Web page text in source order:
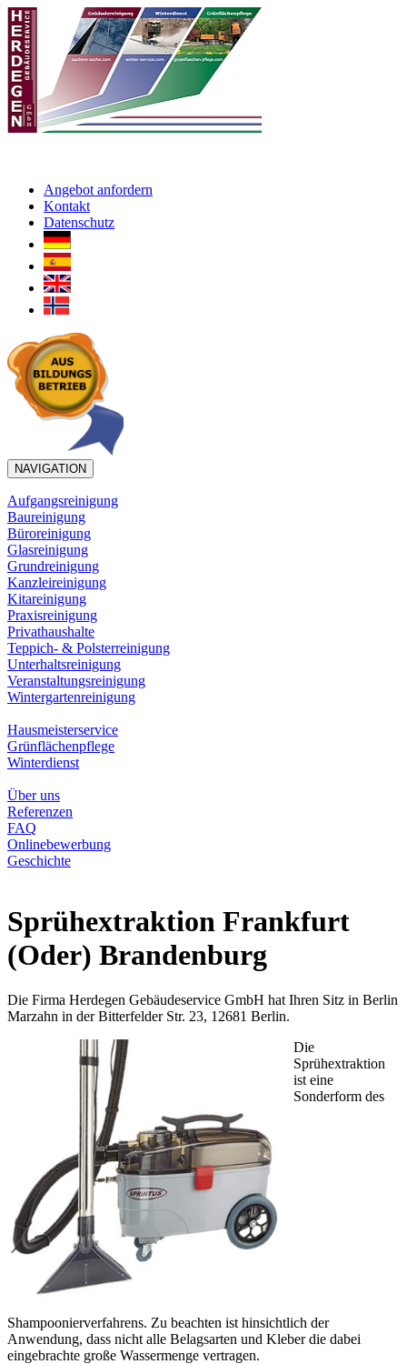
Angebot anfordern
Kontakt
Datenschutz
NAVIGATION
Aufgangsreinigung
Baureinigung
Büroreinigung
Glasreinigung
Grundreinigung
Kanzleireinigung
Kitareinigung
Praxisreinigung
Privathaushalte
Teppich- & Polsterreinigung
Unterhaltsreinigung
Veranstaltungsreinigung
Wintergartenreinigung
Hausmeisterservice
Grünflächenpflege
Winterdienst
Über uns
Referenzen
FAQ
Onlinebewerbung
Geschichte
Sprühextraktion Frankfurt
(Oder) Brandenburg
Die Firma Herdegen Gebäudeservice GmbH hat Ihren Sitz in Berlin
Marzahn in der Bitterfelder Str. 23, 12681 Berlin.
Die
Sprühextraktion
ist eine
Sonderform des
Shampoonierverfahrens. Zu beachten ist hinsichtlich der
Anwendung, dass nicht alle Belagsarten und Kleber die dabei
eingebrachte große Wassermenge vertragen.